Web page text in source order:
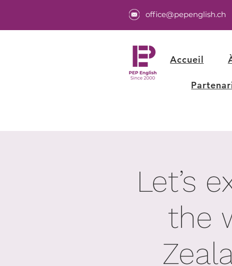
office@pepenglish.ch
Accueil
Let’s
the